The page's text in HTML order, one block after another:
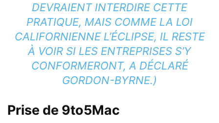
DEVRAIENT INTERDIRE CETTE
PRATIQUE, MAIS COMME LA LOI
CALIFORNIENNE L’ÉCLIPSE, IL RESTE
À VOIR SI LES ENTREPRISES S’Y
CONFORMERONT, A DÉCLARÉ
GORDON-BYRNE.)
Prise de 9to5Mac